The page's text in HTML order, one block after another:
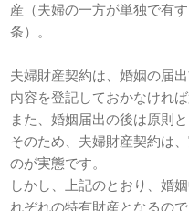
産（夫婦の一方が単独で有
条）。
夫婦財産契約は、婚姻の届
内容を登記しておかなけれ
また、婚姻届出の後は原則
そのため、夫婦財産契約は
のが実態です。
しかし、上記のとおり、婚
れぞれの特有財産となるの